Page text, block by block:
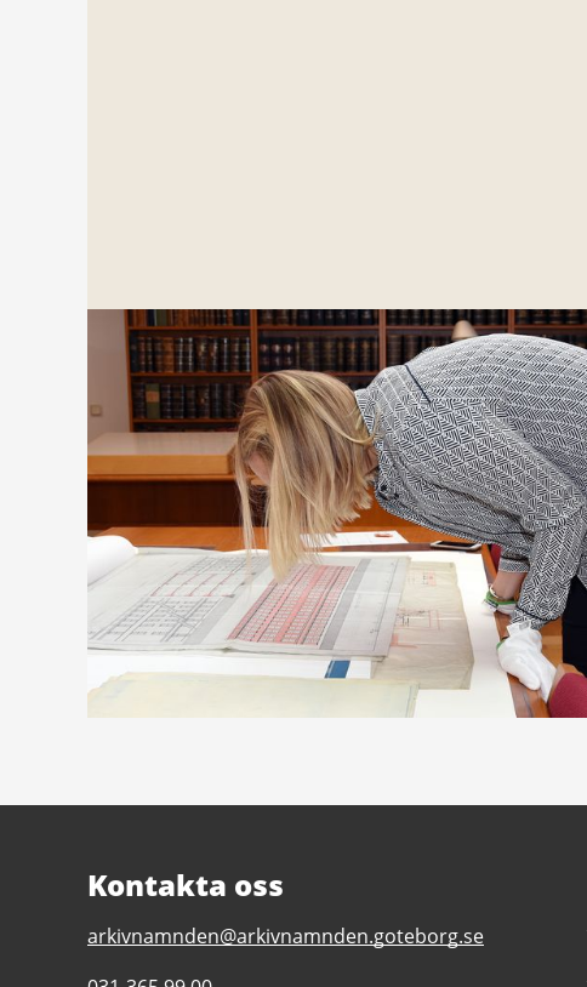
Kontakta oss
E-
arkivnamnden@arkivnamnden.goteborg.se